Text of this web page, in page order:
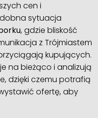
cen i
sytuacja
, gdzie bliskość
z Trójmiastem
kupujących.
na bieżąco i analizują
dzięki czemu potrafią
ofertę, aby